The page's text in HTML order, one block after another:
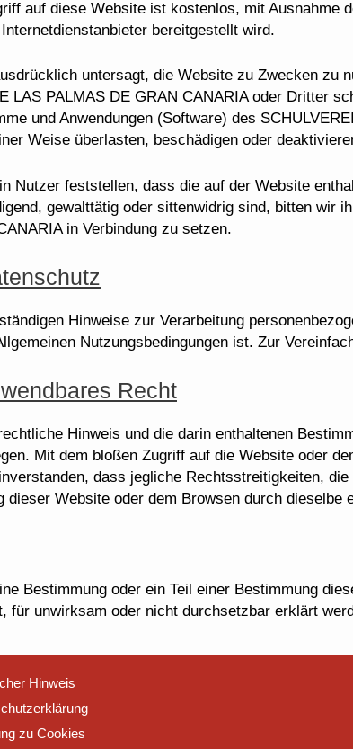
auf diese Website ist kostenlos, mit Ausnahme
bereitgestellt wird.
untersagt, die Website zu Zwecken zu
LAS PALMAS DE GRAN CANARIA oder Dritter
und Anwendungen (Software) des
Weise überlasten, beschädigen oder
Nutzer feststellen, dass die auf der Website
gewalttätig oder sittenwidrig sind, bitten wir
in Verbindung zu setzen.
Hinweise zur Verarbeitung
Nutzungsbedingungen ist. Zur
Recht
Hinweis und die darin enthaltenen
Mit dem bloßen Zugriff auf die Website oder
dass jegliche Rechtsstreitigkeiten,
dieser Website oder dem Browsen durch
Bestimmung oder ein Teil einer Bestimmung
für unwirksam oder nicht durchsetzbar erklärt
Hinweis
zu Cookies